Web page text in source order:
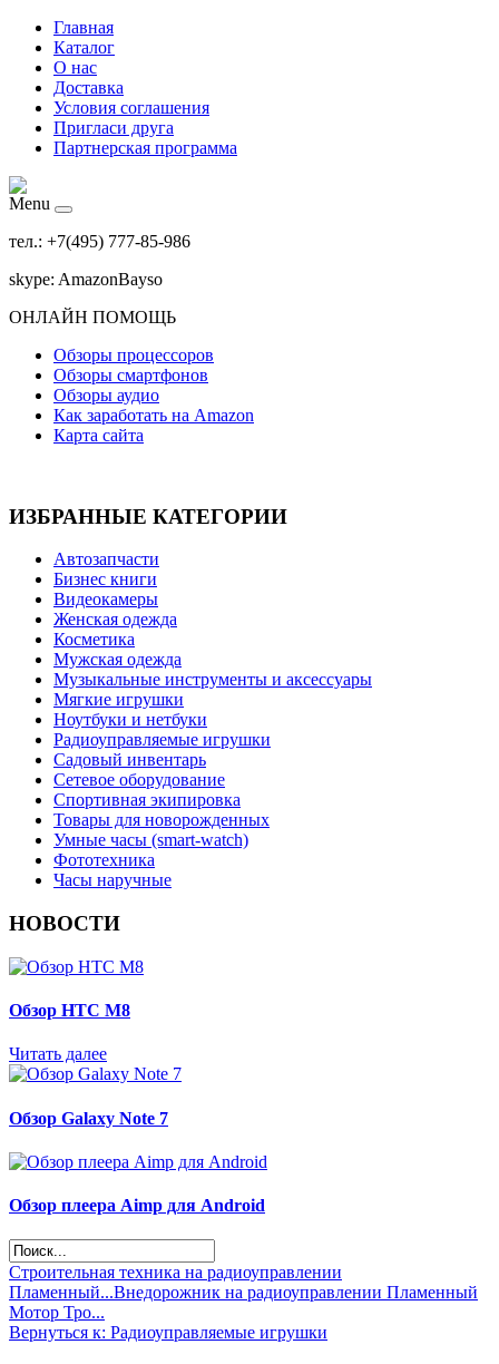
Главная
Каталог
О нас
Доставка
Условия соглашения
Пригласи друга
Партнерская программа
Menu
тел.: +7(495) 777-85-986
skype: AmazonBayso
ОНЛАЙН ПОМОЩЬ
Обзоры процессоров
Обзоры смартфонов
Обзоры аудио
Как заработать на Amazon
Карта сайта
ИЗБРАННЫЕ КАТЕГОРИИ
Автозапчасти
Бизнес книги
Видеокамеры
Женская одежда
Косметика
Мужская одежда
Музыкальные инструменты и аксессуары
Мягкие игрушки
Ноутбуки и нетбуки
Радиоуправляемые игрушки
Садовый инвентарь
Сетевое оборудование
Спортивная экипировка
Товары для новорожденных
Умные часы (smart-watch)
Фототехника
Часы наручные
НОВОСТИ
Обзор НТС М8
Читать далее
Обзор Galaxy Note 7
Обзор плеера Aimp для Android
Строительная техника на радиоуправлении
Пламенный...Внедорожник на радиоуправлении Пламенный
Мотор Тро...
Вернуться к: Радиоуправляемые игрушки